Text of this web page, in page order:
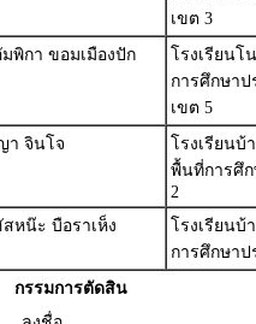
เขต 3
พิกา ขอมเมืองปัก
โรงเรียน
การศึกษา
เขต 5
า จินโจ
โรงเรียน
พื้นที่การศึ
2
หน๊ะ บือราเห็ง
โรงเรียน
การศึกษา
กรรมการตัดสิน